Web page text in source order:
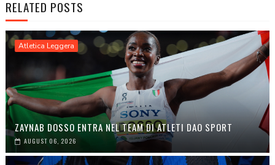
RELATED POSTS
Atletica Leggera
ZAYNAB DOSSO ENTRA NEL TEAM DI ATLETI DAO SPORT
AUGUST 06, 2026